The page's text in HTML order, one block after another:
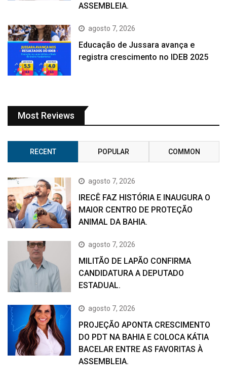
ASSEMBLEIA.
agosto 7, 2026
Educação de Jussara avança e
registra crescimento no IDEB 2025
Most Reviews
RECENT POPULAR COMMON
agosto 7, 2026
IRECÊ FAZ HISTÓRIA E INAUGURA O
MAIOR CENTRO DE PROTEÇÃO
ANIMAL DA BAHIA.
agosto 7, 2026
MILITÃO DE LAPÃO CONFIRMA
CANDIDATURA A DEPUTADO
ESTADUAL.
agosto 7, 2026
PROJEÇÃO APONTA CRESCIMENTO
DO PDT NA BAHIA E COLOCA KÁTIA
BACELAR ENTRE AS FAVORITAS À
ASSEMBLEIA.